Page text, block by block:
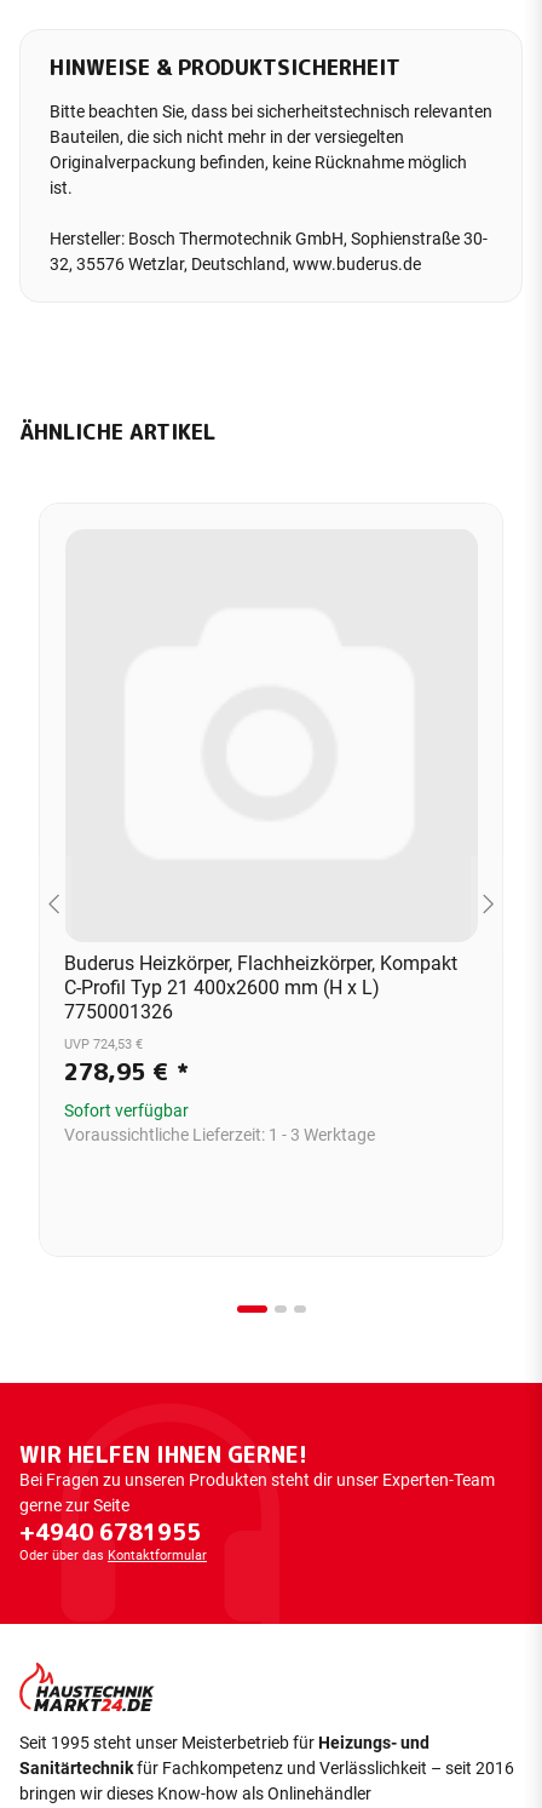
HINWEISE & PRODUKTSICHERHEIT
Bitte beachten Sie, dass bei sicherheitstechnisch relevanten
Bauteilen, die sich nicht mehr in der versiegelten
Originalverpackung befinden, keine Rücknahme möglich
ist.
Hersteller: Bosch Thermotechnik GmbH, Sophienstraße 30-
32, 35576 Wetzlar, Deutschland, www.buderus.de
ÄHNLICHE ARTIKEL
Buderus Heizkörper, Flachheizkörper, Kompakt
C-Profil Typ 21 400x2600 mm (H x L)
7750001326
UVP 724,53 €
278,95 € *
Sofort verfügbar
Voraussichtliche Lieferzeit: 1 - 3 Werktage
WIR HELFEN IHNEN GERNE!
Bei Fragen zu unseren Produkten steht dir unser Experten-Team
gerne zur Seite
+4940 6781955
Oder über das Kontaktformular
Seit 1995 steht unser Meisterbetrieb fürHeizungs- und
Sanitärtechnikfür Fachkompetenz und Verlässlichkeit – seit 2016
bringen wir dieses Know-how als Onlinehändler